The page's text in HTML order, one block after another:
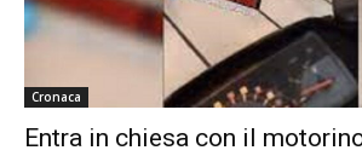
Cronaca
Entra in chiesa con il